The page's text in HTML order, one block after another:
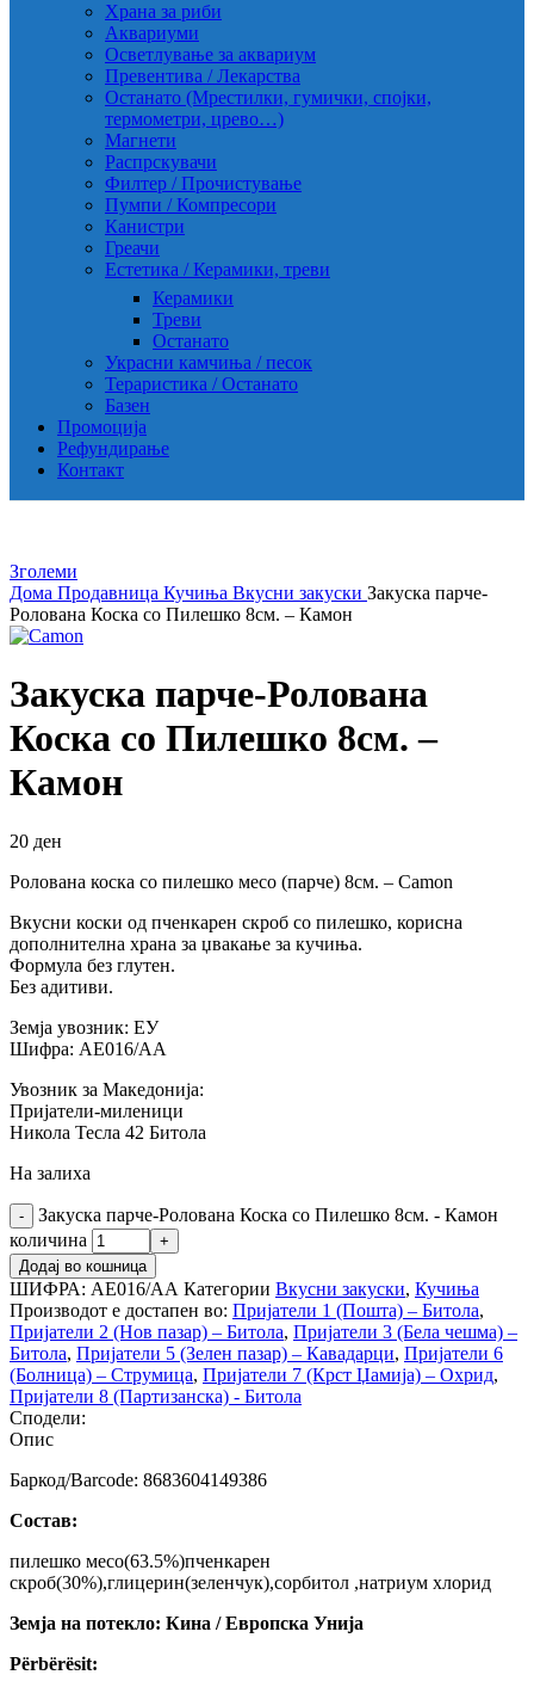
Храна за риби
Аквариуми
Осветлување за аквариум
Превентива / Лекарства
Останато (Мрестилки, гумички, спојки,
термометри, црево…)
Магнети
Распрскувачи
Филтер / Прочистување
Пумпи / Компресори
Канистри
Греачи
Естетика / Керамики, треви
Керамики
Треви
Останато
Украсни камчиња / песок
Тераристика / Останато
Базен
Промоција
Рефундирање
Контакт
Зголеми
Дома Продавница Кучиња Вкусни закуски Закуска парче-
Ролована Коска со Пилешко 8см. – Камон
Закуска парче-Ролована
Коска со Пилешко 8см. –
Камон
20 ден
Ролована коска со пилешко месо (парче) 8см. – Camon
Вкусни коски од пченкарен скроб со пилешко, корисна
дополнителна храна за џвакање за кучиња.
Формула без глутен.
Без адитиви.
Земја увозник: ЕУ
Шифра: АЕ016/АА
Увозник за Македонија:
Пријатели-миленици
Никола Тесла 42 Битола
На залиха
Закуска парче-Ролована Коска со Пилешко 8см. - Камон
количина
Додај во кошница
ШИФРА: АЕ016/АА Категории Вкусни закуски, Кучиња
Производот е достапен во: Пријатели 1 (Пошта) – Битола,
Пријатели 2 (Нов пазар) – Битола, Пријатели 3 (Бела чешма) –
Битола, Пријатели 5 (Зелен пазар) – Кавадарци, Пријатели 6
(Болница) – Струмица, Пријатели 7 (Крст Џамија) – Охрид,
Пријатели 8 (Партизанска) - Битола
Сподели:
Опис
Баркод/Barcode: 8683604149386
Состав:
пилешко месо(63.5%)пченкарен
скроб(30%),глицерин(зеленчук),сорбитол ,натриум хлорид
Земја на потекло: Кина / Европска Унија
Përbërësit: